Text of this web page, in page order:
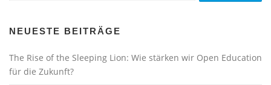
NEUESTE BEITRÄGE
The Rise of the Sleeping Lion: Wie stärken wir Open Education
für die Zukunft?